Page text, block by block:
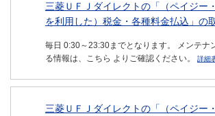
三菱ＵＦＪダイレクトの「（ペイジー
を利用した）税金・各種料金払込」の取
毎日 0:30～23:30までとなります。 メンテナ
る情報は、こちら よりご確認ください。
詳細
三菱ＵＦＪダイレクトの「（ペイジー